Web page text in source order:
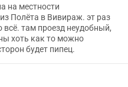
на местности
Полёта в Вивираж. эт раз
всё. там проезд неудобный,
хоть как то можно
будет пипец.